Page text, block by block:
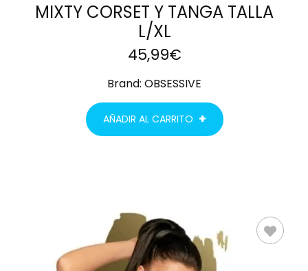
MIXTY CORSET Y TANGA TALLA
L/XL
45,99€
Brand: OBSESSIVE
AÑADIR AL CARRITO